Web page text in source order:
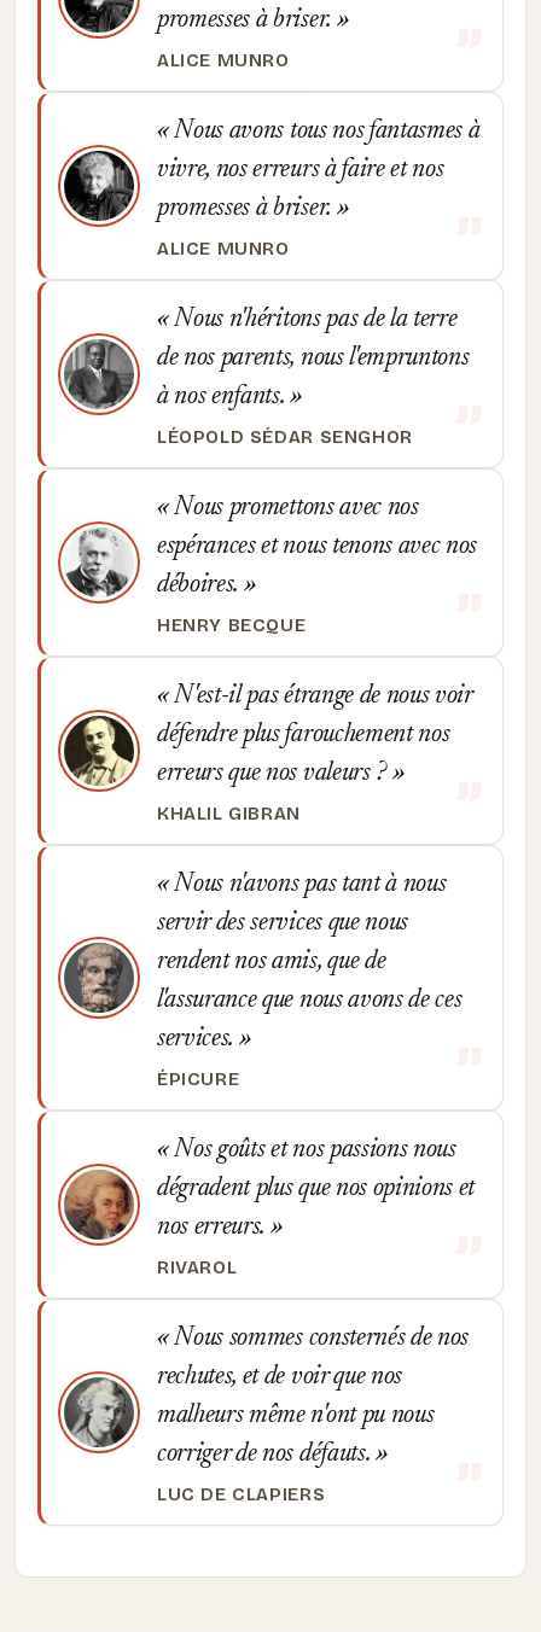
promesses à briser.
ALICE MUNRO
Nous avons tous nos fantasmes à
vivre, nos erreurs à faire et nos
promesses à briser.
ALICE MUNRO
Nous n'héritons pas de la terre
de nos parents, nous l'empruntons
à nos enfants.
LÉOPOLD SÉDAR SENGHOR
Nous promettons avec nos
espérances et nous tenons avec nos
déboires.
HENRY BECQUE
N'est-il pas étrange de nous voir
défendre plus farouchement nos
erreurs que nos valeurs ?
KHALIL GIBRAN
Nous n'avons pas tant à nous
servir des services que nous
rendent nos amis, que de
l'assurance que nous avons de ces
services.
ÉPICURE
Nos goûts et nos passions nous
dégradent plus que nos opinions et
nos erreurs.
RIVAROL
Nous sommes consternés de nos
rechutes, et de voir que nos
malheurs même n'ont pu nous
corriger de nos défauts.
LUC DE CLAPIERS